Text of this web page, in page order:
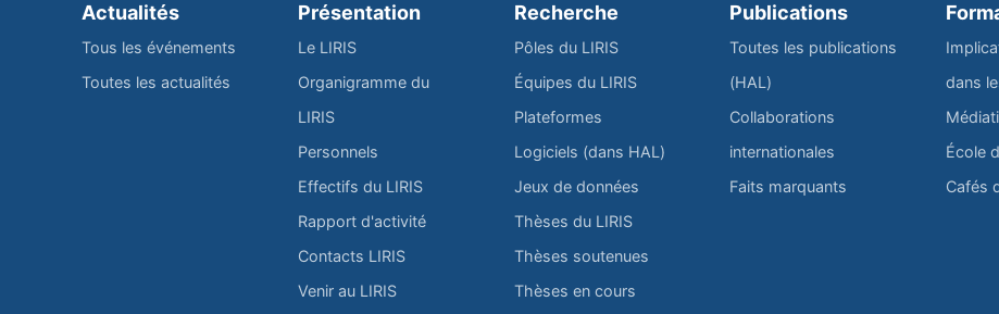
Actualités
Tous les événements
Toutes les actualités
Présentation
Le LIRIS
Organigramme du
LIRIS
Personnels
Effectifs du LIRIS
Rapport d'activité
Contacts LIRIS
Venir au LIRIS
Recherche
Pôles du LIRIS
Équipes du LIRIS
Plateformes
Logiciels (dans HAL)
Jeux de données
Thèses du LIRIS
Thèses soutenues
Thèses en cours
Publications
Toutes les publications
(HAL)
Collaborations
internationales
Faits marquants
dans
École
Cafés